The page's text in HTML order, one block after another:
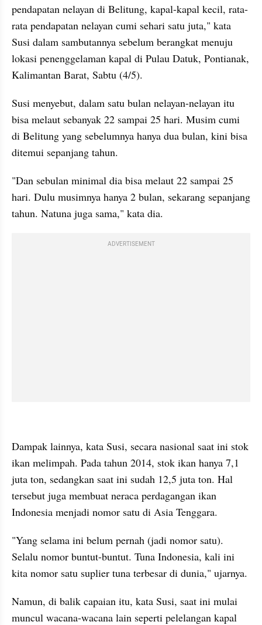
pendapatan nelayan di Belitung, kapal-kapal kecil, rata-
rata pendapatan nelayan cumi sehari satu juta," kata
Susi dalam sambutannya sebelum berangkat menuju
lokasi penenggelaman kapal di Pulau Datuk, Pontianak,
Kalimantan Barat, Sabtu (4/5).
Susi menyebut, dalam satu bulan nelayan-nelayan itu
bisa melaut sebanyak 22 sampai 25 hari. Musim cumi
di Belitung yang sebelumnya hanya dua bulan, kini bisa
ditemui sepanjang tahun.
"Dan sebulan minimal dia bisa melaut 22 sampai 25
hari. Dulu musimnya hanya 2 bulan, sekarang sepanjang
tahun. Natuna juga sama," kata dia.
ADVERTISEMENT
Dampak lainnya, kata Susi, secara nasional saat ini stok
ikan melimpah. Pada tahun 2014, stok ikan hanya 7,1
juta ton, sedangkan saat ini sudah 12,5 juta ton. Hal
tersebut juga membuat neraca perdagangan ikan
Indonesia menjadi nomor satu di Asia Tenggara.
"Yang selama ini belum pernah (jadi nomor satu).
Selalu nomor buntut-buntut. Tuna Indonesia, kali ini
kita nomor satu suplier tuna terbesar di dunia," ujarnya.
Namun, di balik capaian itu, kata Susi, saat ini mulai
muncul wacana-wacana lain seperti pelelangan kapal